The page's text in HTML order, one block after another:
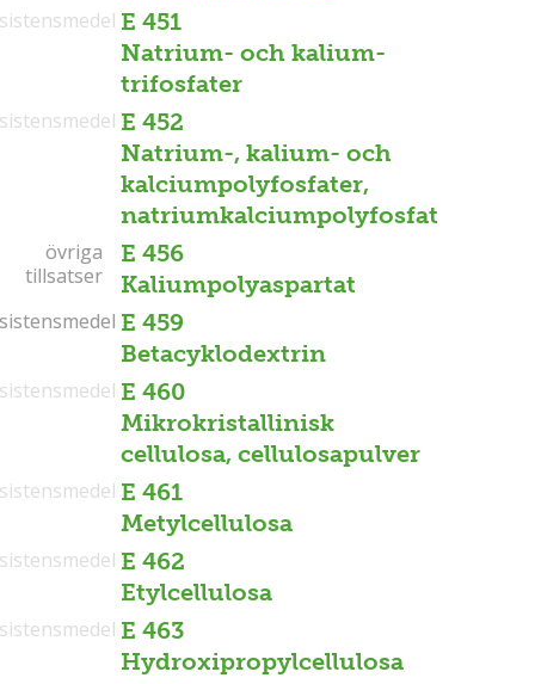
E 451
Natrium- och kalium-
trifosfater
E 452
Natrium-, kalium- och
kalciumpolyfosfater,
natriumkalciumpolyfosfat
E 456
Kaliumpolyaspartat
övriga
tillsatser
övriga
tillsatser
E 459
Betacyklodextrin
E 460
Mikrokristallinisk
cellulosa, cellulosapulver
E 461
Metylcellulosa
E 462
Etylcellulosa
E 463
Hydroxipropylcellulosa